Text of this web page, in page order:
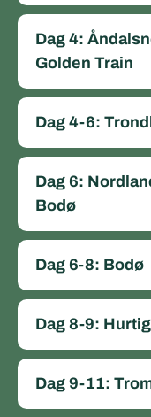
Dag 4:
Golden Train
Dag 4-6:
Dag 6:
Bodø
Dag 6-8: Bodø
Dag 8-9:
Dag 9-11: